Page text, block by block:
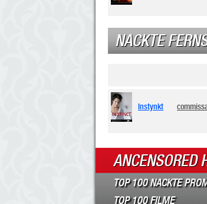
NACKTE
Instynkt
ANCENSORED
TOP 100 NACKTE
TOP 100 FILME